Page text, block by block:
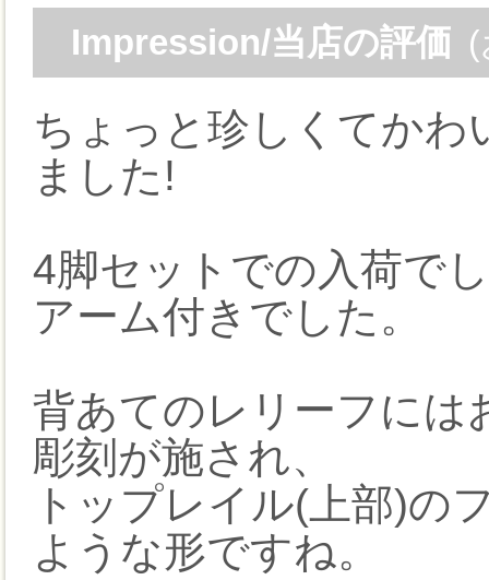
Impression/当店の評価
ちょっと珍しくてかわ
ました!
4脚セットでの入荷で
アーム付きでした。
背あてのレリーフには
彫刻が施され、
トップレイル(上部)の
ような形ですね。